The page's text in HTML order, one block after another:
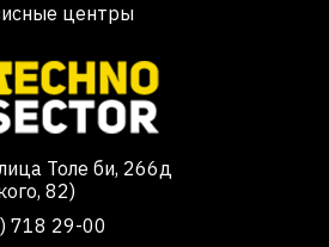
центры
Толе би, 266д
82)
718 29-00